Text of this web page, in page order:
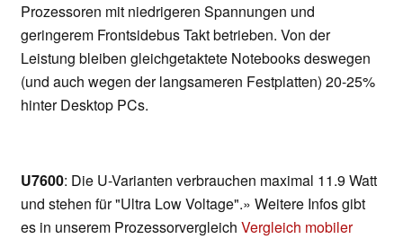
Prozessoren mit niedrigeren Spannungen und
geringerem Frontsidebus Takt betrieben. Von der
Leistung bleiben gleichgetaktete Notebooks deswegen
(und auch wegen der langsameren Festplatten) 20-25%
hinter Desktop PCs.
U7600: Die U-Varianten verbrauchen maximal 11.9 Watt
und stehen für "Ultra Low Voltage".» Weitere Infos gibt
es in unserem Prozessorvergleich Vergleich mobiler